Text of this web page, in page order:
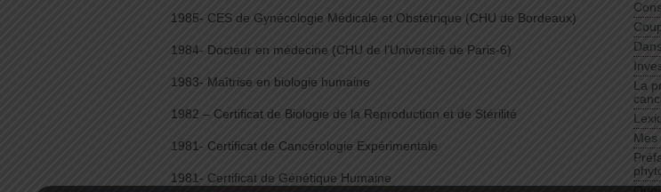
1985- CES de Gynécologie Médicale et Obstétrique (CHU de Bordeaux)
1984- Docteur en médecine (CHU de l’Université de Paris-6)
1983- Maîtrise en biologie humaine
1982 – Certificat de Biologie de la Reproduction et de Stérilité
1981- Certificat de Cancérologie Expérimentale
1981- Certificat de Génétique Humaine
La
Mes